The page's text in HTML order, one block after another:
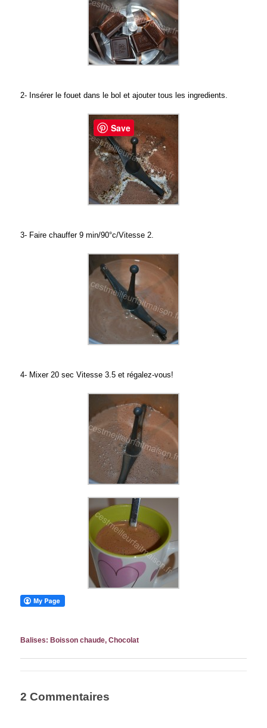
2- Insérer le fouet dans le bol et ajouter tous les ingredients.
3- Faire chauffer 9 min/90°c/Vitesse 2.
4- Mixer 20 sec Vitesse 3.5 et régalez-vous!
Balises: Boisson chaude, Chocolat
2 Commentaires
Save